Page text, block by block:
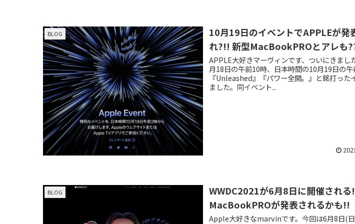
BLOG
10月19日のイベントでAPPLEが発
れ?!! 新型MacBookPROとアレも
APPLE大好きマーヴィンです、ついにきまし
月18日の午前10時、日本時間の10月19日の午
『Unleashed』『パワー全開。』と銘打った
ました。同イベント...
BLOG
WWDC2021が6月8日に開催される
MacBookPROが発表されるかも!!
Apple大好きなmarvinです。今回は6月8日(